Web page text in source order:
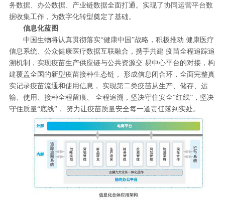
务数据、办公数据、产业链数据全面打通。实现了协同运营平台数
据收集工作，为数字化转型奠定了基础。
信息化蓝图
中国生物将认真贯彻落实“健康中国”战略，积极推动 健康医疗
信息系统、公众健康医疗数据互联融合，携手共建 疫苗全程追踪追
溯机制，实现疫苗生产供应链与公共资源交 易中心平台的对接，构
建覆盖全国的新型疫苗接种生态链， 形成信息闭合环，全面完整真
实记录疫苗流通和使用信息， 实现第二类疫苗从生产、储存、运
输、使用、接种全程留痕、 全程追溯，坚决守住安全“红线”，坚决
守住质量“底线”， 努力让疫苗质量安全每一道责任落到实处。